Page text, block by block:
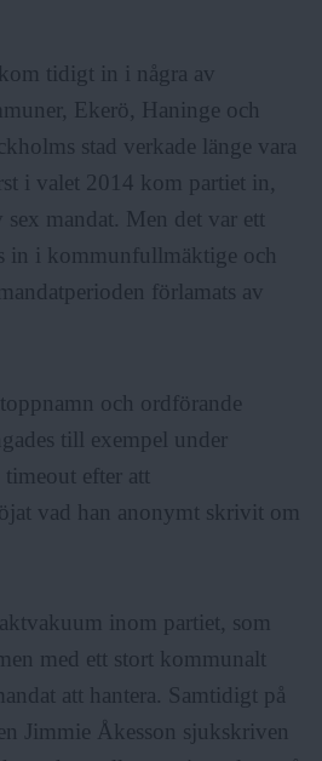
tidigt in i några av
Ekerö, Haninge och
stad verkade länge vara
i valet 2014 kom partiet in,
sex mandat. Men det var ett
in i kommunfullmäktige och
förlamats av
och ordförande
till exempel under
efter att
vad han anonymt skrivit om
inom partiet, som
med ett stort kommunalt
att hantera. Samtidigt på
Jimmie Åkesson sjukskriven